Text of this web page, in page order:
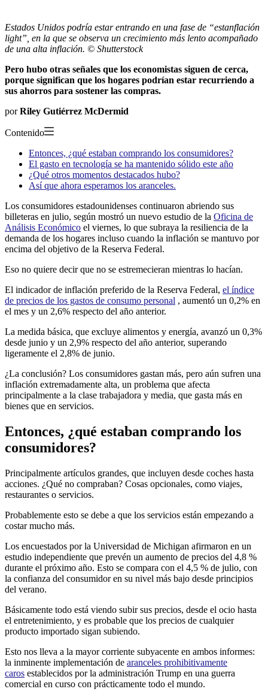
Estados Unidos podría estar entrando en una fase de “estanflación
light”, en la que se observa un crecimiento más lento acompañado
de una alta inflación. © Shutterstock
Pero hubo otras señales que los economistas siguen de cerca,
porque significan que los hogares podrían estar recurriendo a
sus ahorros para sostener las compras.
porRiley Gutiérrez McDermid
Contenido
Entonces, ¿qué estaban comprando los consumidores?
El gasto en tecnología se ha mantenido sólido este año
¿Qué otros momentos destacados hubo?
Así que ahora esperamos los aranceles.
Los consumidores estadounidenses continuaron abriendo sus
billeteras en julio, según mostró un nuevo estudio de la Oficina de
Análisis Económico el viernes, lo que subraya la resiliencia de la
demanda de los hogares incluso cuando la inflación se mantuvo por
encima del objetivo de la Reserva Federal.
Eso no quiere decir que no se estremecieran mientras lo hacían.
El indicador de inflación preferido de la Reserva Federal, el índice
de precios de los gastos de consumo personal , aumentó un 0,2% en
el mes y un 2,6% respecto del año anterior.
La medida básica, que excluye alimentos y energía, avanzó un 0,3%
desde junio y un 2,9% respecto del año anterior, superando
ligeramente el 2,8% de junio.
¿La conclusión? Los consumidores gastan más, pero aún sufren una
inflación extremadamente alta, un problema que afecta
principalmente a la clase trabajadora y media, que gasta más en
bienes que en servicios.
Entonces, ¿qué estaban comprando los
consumidores?
Principalmente artículos grandes, que incluyen desde coches hasta
acciones. ¿Qué no compraban? Cosas opcionales, como viajes,
restaurantes o servicios.
Probablemente esto se debe a que los servicios están empezando a
costar mucho más.
Los encuestados por la Universidad de Michigan afirmaron en un
estudio independiente que prevén un aumento de precios del 4,8 %
durante el próximo año. Esto se compara con el 4,5 % de julio, con
la confianza del consumidor en su nivel más bajo desde principios
del verano.
Básicamente todo está viendo subir sus precios, desde el ocio hasta
el entretenimiento, y es probable que los precios de cualquier
producto importado sigan subiendo.
Esto nos lleva a la mayor corriente subyacente en ambos informes:
la inminente implementación de aranceles prohibitivamente
caros establecidos por la administración Trump en una guerra
comercial en curso con prácticamente todo el mundo.